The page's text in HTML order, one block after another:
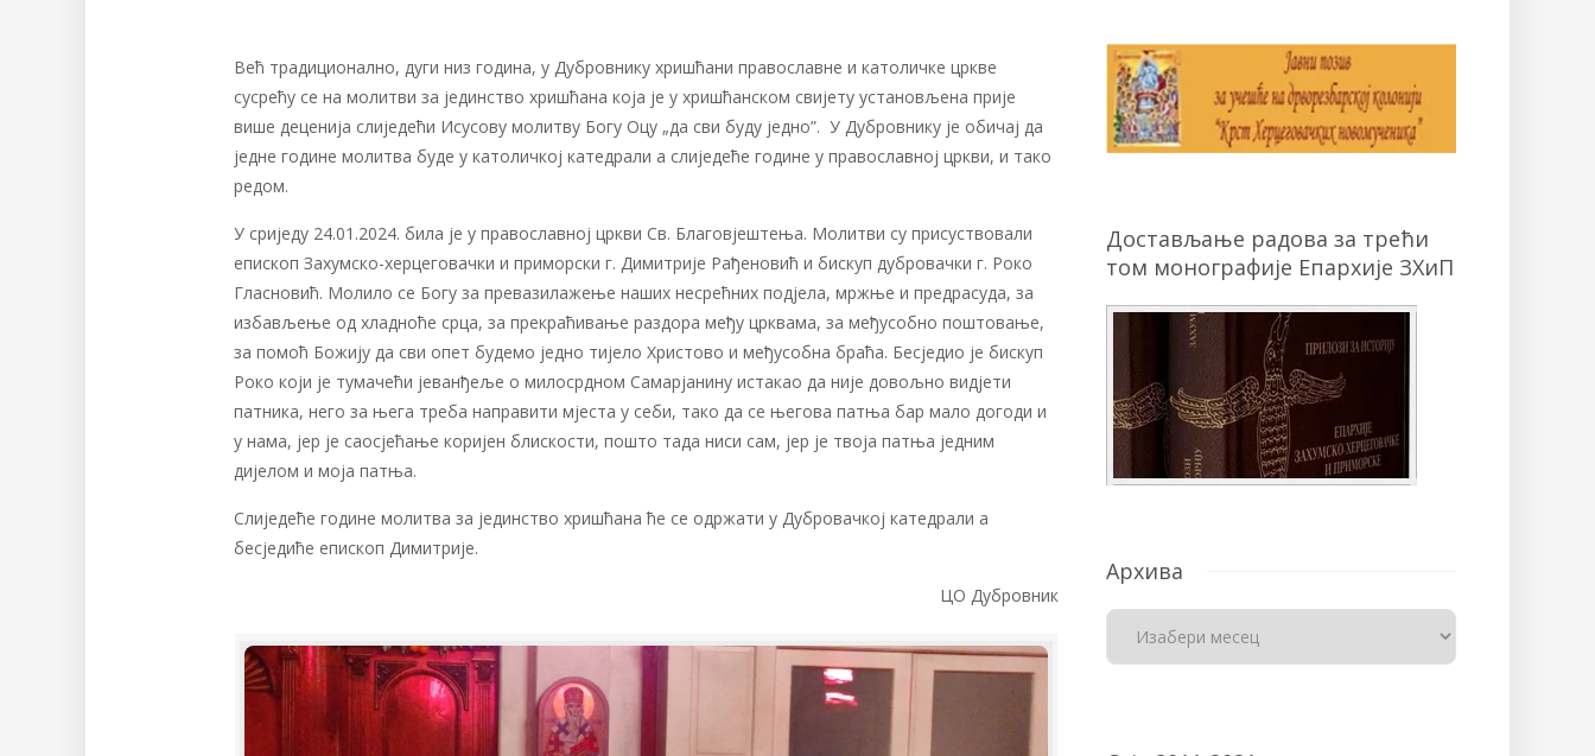
Већ традиционално, дуги низ година, у Дубровнику хришћани православне и католичке цркве
сусрећу се на молитви за јединство хришћана која је у хришћанском свијету установљена прије
више деценија слиједећи Исусову молитву Богу Оцу „да сви буду једно”. У Дубровнику је обичај да
једне године молитва буде у католичкој катедрали а слиједеће године у православној цркви, и тако
редом.
У сриједу 24.01.2024. била је у православној цркви Св. Благовјештења. Молитви су присуствовали
епископ Захумско-херцеговачки и приморски г. Димитрије Рађеновић и бискуп дубровачки г. Роко
Гласновић. Молило се Богу за превазилажење наших несрећних подјела, мржње и предрасуда, за
избављење од хладноће срца, за прекраћивање раздора међу црквама, за међусобно поштовање,
за помоћ Божију да сви опет будемо једно тијело Христово и међусобна браћа. Бесједио је бискуп
Роко који је тумачећи јеванђеље о милосрдном Самарјанину истакао да није довољно видјети
патника, него за њега треба направити мјеста у себи, тако да се његова патња бар мало догоди и
у нама, јер је саосјећање коријен блискости, пошто тада ниси сам, јер је твоја патња једним
дијелом и моја патња.
Слиједеће године молитва за јединство хришћана ће се одржати у Дубровачкој катедрали а
бесједиће епископ Димитрије.
ЦО Дубровник
Достављање радова за трећи
том монографије Епархије ЗХиП
Архива